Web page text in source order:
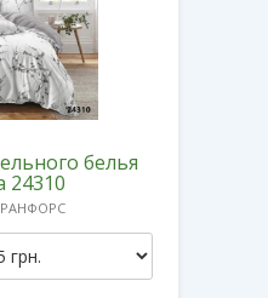
белья
24310